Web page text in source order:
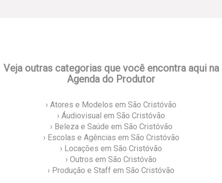
Veja outras categorias que você encontra aqui na
Agenda do Produtor
› Atores e Modelos em São Cristóvão
› Áudiovisual em São Cristóvão
› Beleza e Saúde em São Cristóvão
› Escolas e Agências em São Cristóvão
› Locações em São Cristóvão
› Outros em São Cristóvão
› Produção e Staff em São Cristóvão